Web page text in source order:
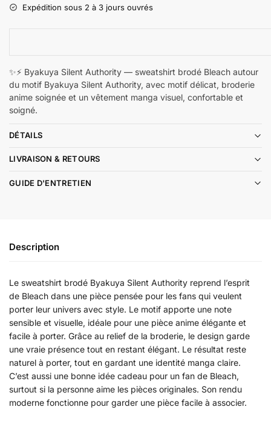
Expédition sous 2 à 3 jours ouvrés
✨⚡ Byakuya Silent Authority — sweatshirt brodé Bleach autour
du motif Byakuya Silent Authority, avec motif délicat, broderie
anime soignée et un vêtement manga visuel, confortable et
soigné.
DÉTAILS
LIVRAISON & RETOURS
GUIDE D'ENTRETIEN
Description
Le sweatshirt brodé Byakuya Silent Authority reprend l’esprit
de Bleach dans une pièce pensée pour les fans qui veulent
porter leur univers avec style. Le motif apporte une note
sensible et visuelle, idéale pour une pièce anime élégante et
facile à porter. Grâce au relief de la broderie, le design garde
une vraie présence tout en restant élégant. Le résultat reste
naturel à porter, tout en gardant une identité manga claire.
C’est aussi une bonne idée cadeau pour un fan de Bleach,
surtout si la personne aime les pièces originales. Son rendu
moderne fonctionne pour garder une pièce facile à associer.